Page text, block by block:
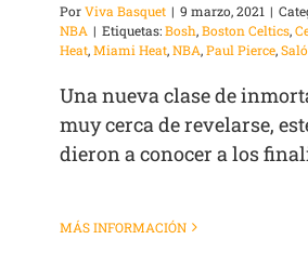
PorViva Basquet | 9 marzo, 2021 |
NBA | Etiquetas:Bosh,Boston Celtics,
Heat,Miami Heat,NBA,Paul Pierce,
Una nueva clase de
muy cerca de revelarse,
dieron a conocer a los
MÁS INFORMACIÓN